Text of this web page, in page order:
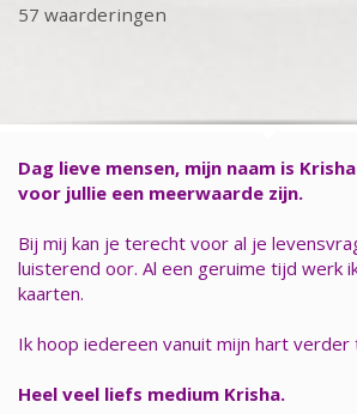
57 waarderingen
Dag lieve mensen, mijn naam is
voor jullie een meerwaarde zijn.
Bij mij kan je terecht voor al je
luisterend oor. Al een geruime tijd werk
kaarten.
Ik hoop iedereen vanuit mijn hart verder
Heel veel liefs medium Krisha.